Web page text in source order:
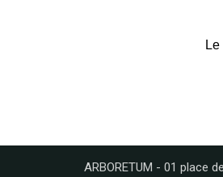
ARBORETUM - 01 place